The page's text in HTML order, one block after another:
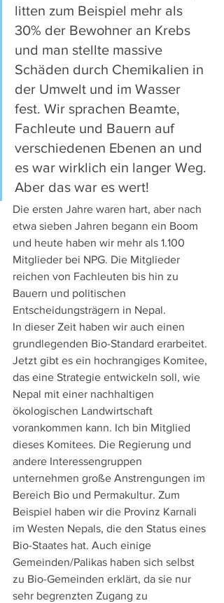
litten zum Beispiel mehr als
30% der Bewohner an Krebs
und man stellte massive
Schäden durch Chemikalien in
der Umwelt und im Wasser
fest. Wir sprachen Beamte,
Fachleute und Bauern auf
verschiedenen Ebenen an und
es war wirklich ein langer Weg.
Aber das war es wert!
Die ersten Jahre waren hart, aber nach
etwa sieben Jahren begann ein Boom
und heute haben wir mehr als 1.100
Mitglieder bei NPG. Die Mitglieder
reichen von Fachleuten bis hin zu
Bauern und politischen
Entscheidungsträgern in Nepal.
In dieser Zeit haben wir auch einen
grundlegenden Bio-Standard erarbeitet.
Jetzt gibt es ein hochrangiges Komitee,
das eine Strategie entwickeln soll, wie
Nepal mit einer nachhaltigen
ökologischen Landwirtschaft
vorankommen kann. Ich bin Mitglied
dieses Komitees. Die Regierung und
andere Interessengruppen
unternehmen große Anstrengungen im
Bereich Bio und Permakultur. Zum
Beispiel haben wir die Provinz Karnali
im Westen Nepals, die den Status eines
Bio-Staates hat. Auch einige
Gemeinden/Palikas haben sich selbst
zu Bio-Gemeinden erklärt, da sie nur
sehr begrenzten Zugang zu